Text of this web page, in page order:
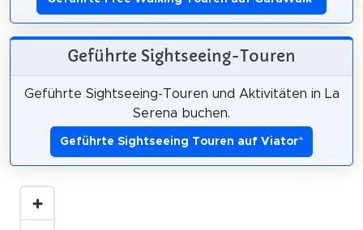
Geführte Sightseeing-Touren
Geführte Sightseeing-Touren und Aktivitäten in La
Serena buchen.
Geführte Sightseeing Touren auf Viator*